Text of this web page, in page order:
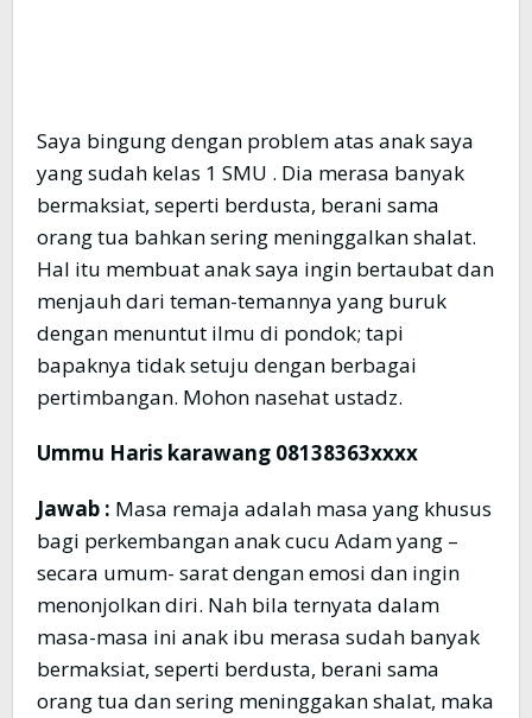
Saya bingung dengan problem atas anak saya
yang sudah kelas 1 SMU . Dia merasa banyak
bermaksiat, seperti berdusta, berani sama
orang tua bahkan sering meninggalkan shalat.
Hal itu membuat anak saya ingin bertaubat dan
menjauh dari teman-temannya yang buruk
dengan menuntut ilmu di pondok; tapi
bapaknya tidak setuju dengan berbagai
pertimbangan. Mohon nasehat ustadz.
Ummu Haris karawang 08138363xxxx
Jawab : Masa remaja adalah masa yang khusus
bagi perkembangan anak cucu Adam yang –
secara umum- sarat dengan emosi dan ingin
menonjolkan diri. Nah bila ternyata dalam
masa-masa ini anak ibu merasa sudah banyak
bermaksiat, seperti berdusta, berani sama
orang tua dan sering meninggakan shalat, maka